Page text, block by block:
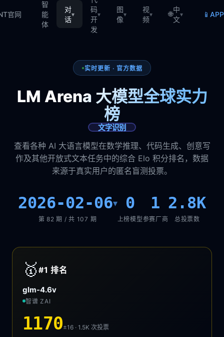
官网
智
能
体
对
话
▾
码
开
发
▾
图
像
▾
视
频
▾ 🌐
中
文
▾ 📱
实时更新 · 官方数据
LM Arena 大模型全球实力
榜
文字识别
查看各种 AI 大语言模型在数学推理、代码生成、创意写
作及其他开放式文本任务中的综合 Elo 积分排名，数据
来源于真实用户的匿名盲测投票。
2026-02-06▾
第 82 期 / 共 107 期
0
上榜模型
1
参赛厂商
2.8K
总投票数
🥇 #1排名
glm-4.6v
智谱 ZAI
1170±16 · 1.5K次投票